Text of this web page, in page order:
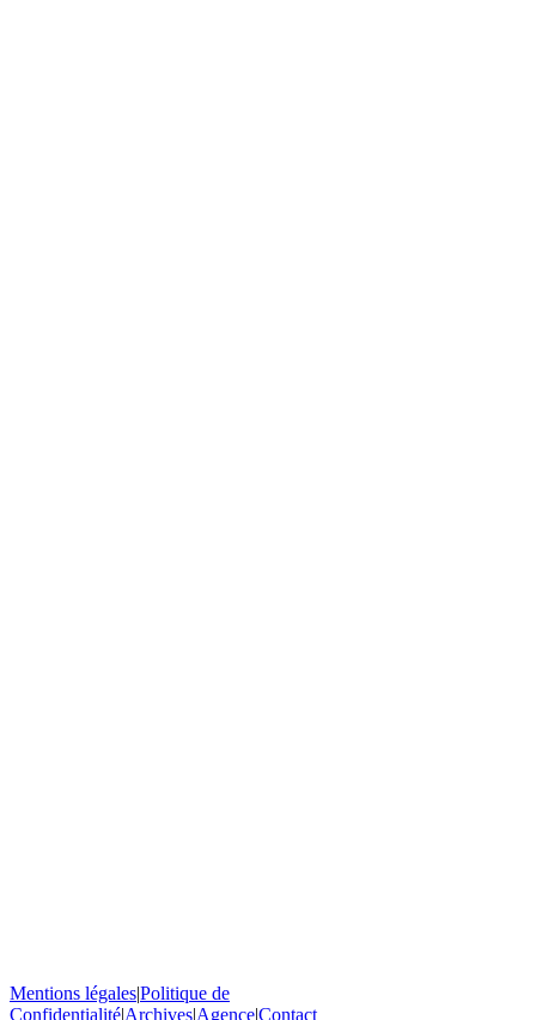
Mentions légales|Politique de
Confidentialité|Archives|Agence|Contact